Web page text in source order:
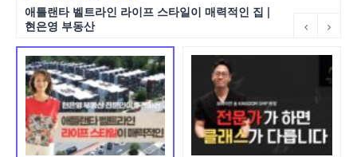
애틀랜타 벨트라인 라이프 스타일이 매력적인 집 |
현은영 부동산